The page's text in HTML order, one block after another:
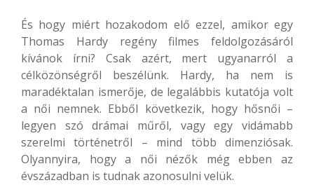
És hogy miért hozakodom elő ezzel, amikor egy
Thomas Hardy regény filmes feldolgozásáról
kívánok írni? Csak azért, mert ugyanarról a
célközönségről beszélünk. Hardy, ha nem is
maradéktalan ismerője, de legalábbis kutatója volt
a női nemnek. Ebből következik, hogy hősnői –
legyen szó drámai műről, vagy egy vidámabb
szerelmi történetről – mind több dimenziósak.
Olyannyira, hogy a női nézők még ebben az
évszázadban is tudnak azonosulni velük.